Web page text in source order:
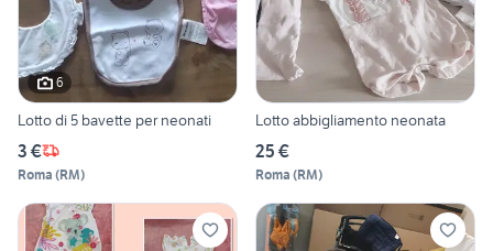
6
Lotto di 5 bavette per neonati
3 €
Roma (RM)
Lotto abbigliamento neonata
25 €
Roma (RM)